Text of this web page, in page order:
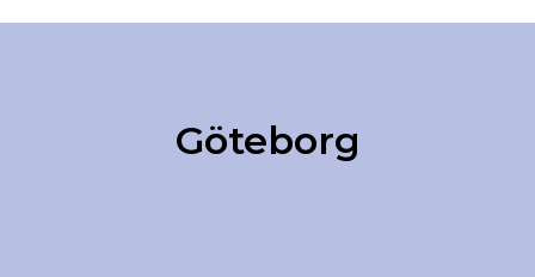
Göteborg